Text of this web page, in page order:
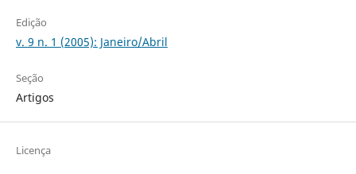
Edição
v. 9 n. 1 (2005): Janeiro/Abril
Seção
Artigos
Licença